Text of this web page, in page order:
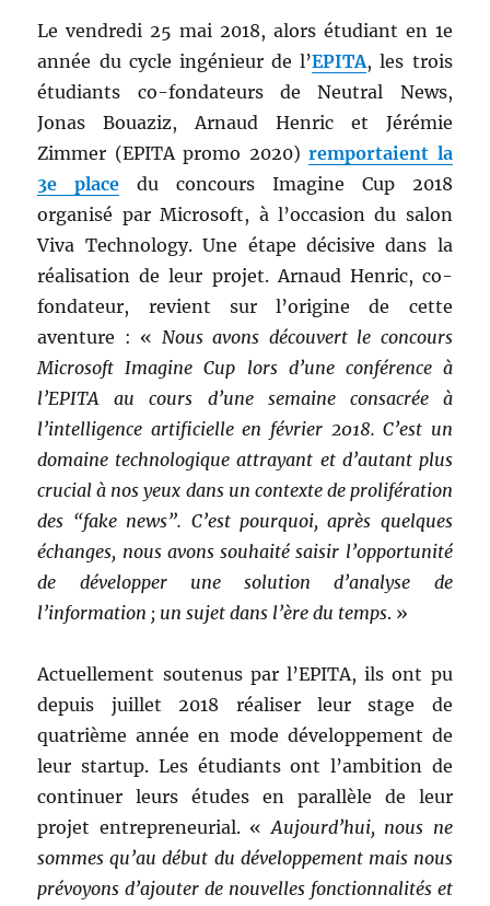
Le vendredi 25 mai 2018, alors étudiant en 1e
année du cycle ingénieur de l’EPITA, les trois
étudiants co-fondateurs de Neutral News,
Jonas Bouaziz, Arnaud Henric et Jérémie
Zimmer (EPITA promo 2020)remportaient la
3e place du concours Imagine Cup 2018
organisé par Microsoft, à l’occasion du salon
Viva Technology. Une étape décisive dans la
réalisation de leur projet. Arnaud Henric, co-
fondateur, revient sur l’origine de cette
aventure : « Nous avons découvert le concours
Microsoft Imagine Cup lors d’une conférence à
l’EPITA au cours d’une semaine consacrée à
l’intelligence artificielle en février 2018. C’est un
domaine technologique attrayant et d’autant plus
crucial à nos yeux dans un contexte de prolifération
des “fake news”. C’est pourquoi, après quelques
échanges, nous avons souhaité saisir l’opportunité
de développer une solution d’analyse de
l’information ; un sujet dans l’ère du temps. »
Actuellement soutenus par l’EPITA, ils ont pu
depuis juillet 2018 réaliser leur stage de
quatrième année en mode développement de
leur startup. Les étudiants ont l’ambition de
continuer leurs études en parallèle de leur
projet entrepreneurial. « Aujourd’hui, nous ne
sommes qu’au début du développement mais nous
prévoyons d’ajouter de nouvelles fonctionnalités et